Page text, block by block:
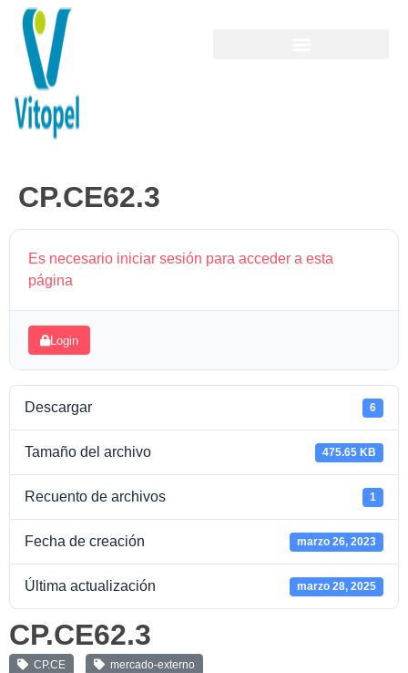
CP.CE62.3
Es necesario iniciar sesión para acceder a esta
página
Login
Descargar 6
Tamaño del archivo 475.65 KB
Recuento de archivos 1
Fecha de creación marzo 26, 2023
Última actualización marzo 28, 2025
CP.CE62.3
CP.CE mercado-externo